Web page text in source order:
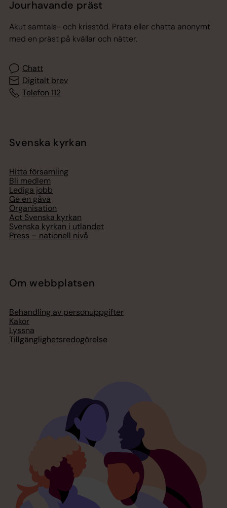
Jourhavande präst
Akut samtals- och krisstöd. Prata eller chatta anonymt
med en präst på kvällar och nätter.
Chatt
Digitalt brev
Telefon 112
Svenska kyrkan
Hitta församling
Bli medlem
Lediga jobb
Ge en gåva
Organisation
Act Svenska kyrkan
Svenska kyrkan i utlandet
Press – nationell nivå
Om webbplatsen
Behandling av personuppgifter
Kakor
Lyssna
Tillgänglighetsredogörelse